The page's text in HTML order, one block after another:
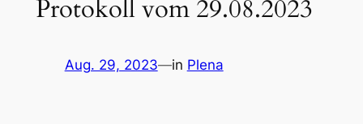
Protokoll vom 29.08.2023
Aug. 29, 2023—in Plena